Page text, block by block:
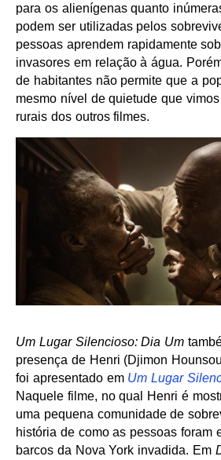
para os alienígenas quanto
podem ser utilizadas pelos
pessoas aprendem rapidamente
invasores em relação à água.
de habitantes não permite que a
mesmo nível de quietude que
rurais dos outros filmes.
Um Lugar Silencioso: Dia Um
presença de Henri (Djimon
foi apresentado em Um Lugar
Naquele filme, no qual Henri é
uma pequena comunidade de
história de como as pessoas foram
barcos da Nova York invadida. Em